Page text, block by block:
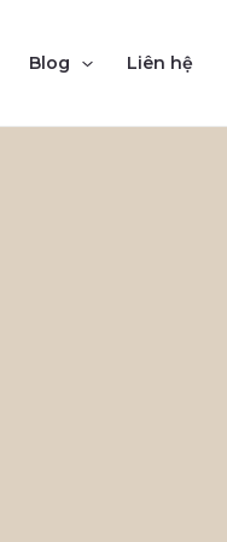
Blog Liên hệ